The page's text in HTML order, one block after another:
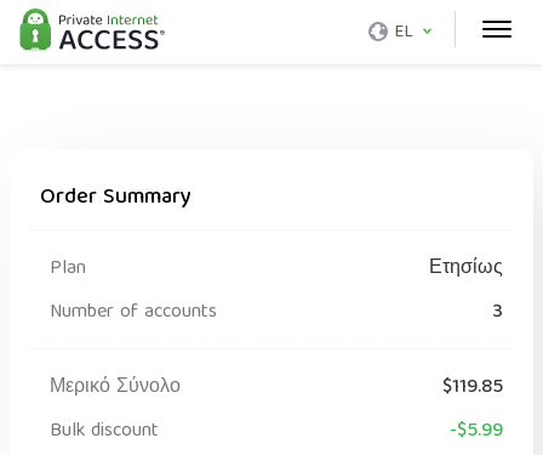
EL
Order Summary
Plan
Ετησίως
Number of accounts
3
Μερικό Σύνολο
$119.85
Bulk discount
-$5.99